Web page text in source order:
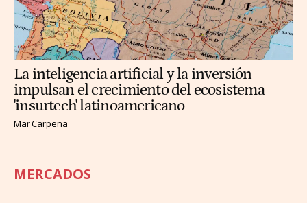
La inteligencia artificial y la inversión
impulsan el crecimiento del ecosistema
'insurtech' latinoamericano
Mar Carpena
MERCADOS